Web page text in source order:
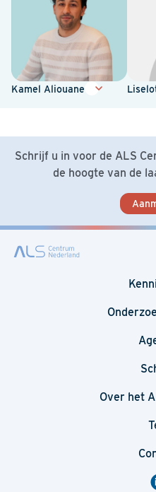
Kamel Aliouane
Schrijf u in voor de ALS
de hoogte van de
Over het